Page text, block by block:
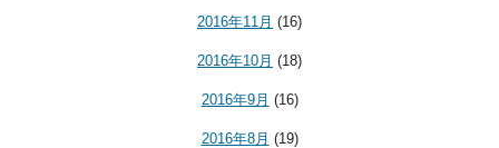
2016年11月 (16)
2016年10月 (18)
2016年9月 (16)
2016年8月 (19)